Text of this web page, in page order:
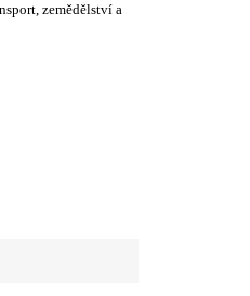
zemědělství a